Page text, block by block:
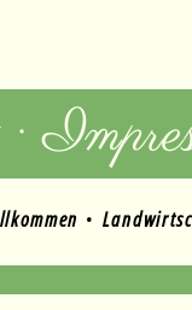
Höfe
Mitarbeiter